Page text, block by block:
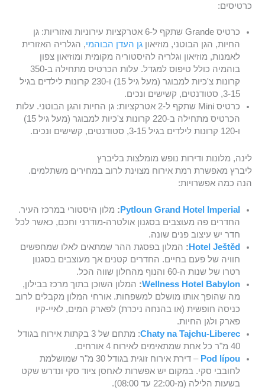
כרטיסים:
כרטיס Grande שתקף ל-6 אטרקציות עירוניות ואזוריות: גן
החיות, הגן הבוטני, מוזיאוןגן העדן הבוהמי, הגלריה האזורית
לאמנות, מוזיאון וגלריה להיסטוריה מקומית ומוזיאון צפון
בוהמיה כולל טיפוס למגדל. עלות הכרטיס מתחילה ב-350
קרונות צ'כיות למבוגר (מעל גיל 15) ו-230 קרונות לילדים בגיל
3-15, סטודנטים, קשישים ונכים.
כרטיס Mini שתקף ל-2 אטרקציות: גן החיות והגן הבוטני. עלות
הכרטיס מתחילה ב-220 קרונות צ'כיות למבוגר (מעל גיל 15)
ו-120 קרונות לילדים בגיל 3-15, סטודנטים, קשישים ונכים.
לינה, מלונות ודירות נופש מומלצות בליברץ
ליברץ מאפשרת רמת אירוח מצוינת לרוב במחירים משתלמים.
הנה כמה אפשרויות:
Pytloun Grand Hotel Imperial
: מלון היסטורי במרכז העיר.
החדרים פה מעוצבים בסגנון אולטרה-מודרני וחכם, כאשר לכל
חדר יש עיצוב פנים שונה.
Hotel Ještěd
: המלון בפסגת ההר שמתאים לאלו שמחפשים
חוויה של פעם בחיים. החדרים קטנים אך מעוצבים בסגנון
רטרו של שנות ה-60 והנוף מהחלון שווה הכל.
Wellness Hotel Babylon
: המלון השוכן בתוך מרכז בבילון,
מה שהופך אותו מושלם למשפחות. אורחי המלון מקבלים לרוב
כניסה חופשית (או בהנחה ניכרת) לפארק המים, לאיי-קיו
פארק ולגן החיות.
Chaty na Tajchu-Liberec
: מתחם של 3 בקתות אירוח בגודל
40 מ"ר כל אחת שמתאימים לאירוח 4 אורחים.
Pod lípou
– דירת אירוח זוגית בגודל 30 מ"ר שמושלמת
לחובבי סקי. במקום יש אפשרות לאחסן ציוד סקי ונדרש שקט
בשעות הלילה (מ-22:00 עד 08:00).